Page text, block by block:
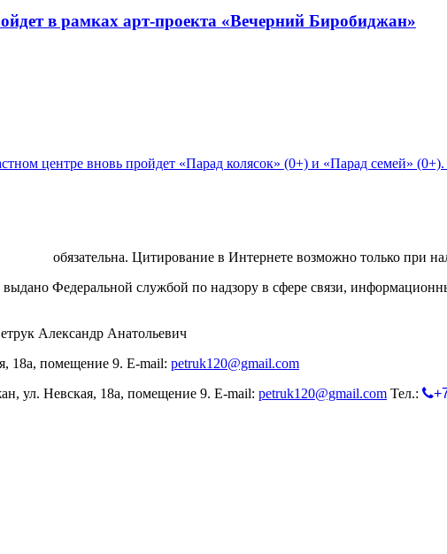
в рамках арт-проекта «Вечерний Биробиджан»
центре вновь пройдет «Парад колясок» (0+) и «Парад семей» (0+).
обязательна. Цитирование в Интернете возможно только при
выдано Федеральной службой по надзору в сфере связи,
Александр Анатольевич
18а, помещение 9. E-mail: petruk120@gmail.com
ул. Невская, 18а, помещение 9. E-mail: petruk120@gmail.com Тел.: